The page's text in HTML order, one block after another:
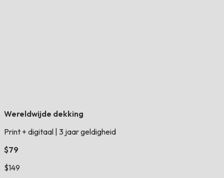
Wereldwijde dekking
Print + digitaal 3 jaar geldigheid
$79
$149